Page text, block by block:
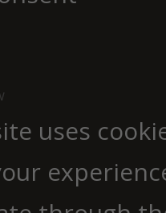
uses